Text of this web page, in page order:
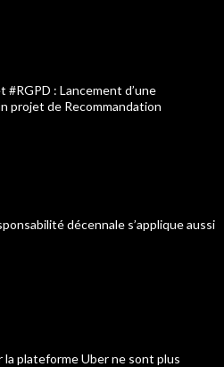
: Lancement d’une
projet de Recommandation
décennale s’applique aussi
plateforme Uber ne sont plus